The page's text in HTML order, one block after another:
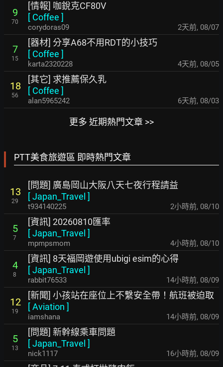
9
70
[情報] 咖銳克CF80V
[ Coffee ]
corydoras09 2天前, 08/07
7
15
[器材] 分享A68不用RDT的小技巧
[ Coffee ]
karta2320228 4天前, 08/05
18
56
[其它] 求推薦保久乳
[ Coffee ]
alan5965242 6天前, 08/03
更多 近期熱門文章 >>
PTT美食旅遊區 即時熱門文章
13
29
[問題] 廣島岡山大阪八天七夜行程請益
[Japan_Travel ]
t934140225 2小時前, 08/10
5
7
[資訊] 20260810匯率
[Japan_Travel ]
mpmpsmom 4小時前, 08/10
4
8
[資訊] 8天福岡遊使用ubigi esim的心得
[Japan_Travel ]
rabbit76533 14小時前, 08/09
12
19
[新聞] 小孩站在座位上不繫安全帶！航班被迫取
[Aviation ]
iamshana 14小時前, 08/09
5
13
[問題] 新幹線乘車問題
[Japan_Travel ]
nick1117 16小時前, 08/09